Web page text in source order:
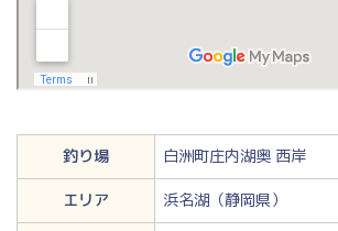
釣り場
白洲町庄内湖奥 西岸
エリア
浜名湖（静岡県）